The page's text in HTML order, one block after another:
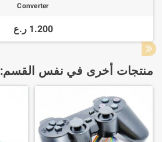
Converter
1.200 ر.ع
منتجات أخرى في نفس القسم: 6